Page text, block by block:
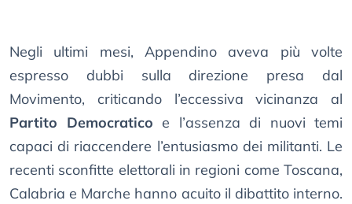
Negli ultimi mesi, Appendino aveva più volte
espresso dubbi sulla direzione presa dal
Movimento, criticando l’eccessiva vicinanza al
Partito Democratico e l’assenza di nuovi temi
capaci di riaccendere l’entusiasmo dei militanti. Le
recenti sconfitte elettorali in regioni come Toscana,
Calabria e Marche hanno acuito il dibattito interno.